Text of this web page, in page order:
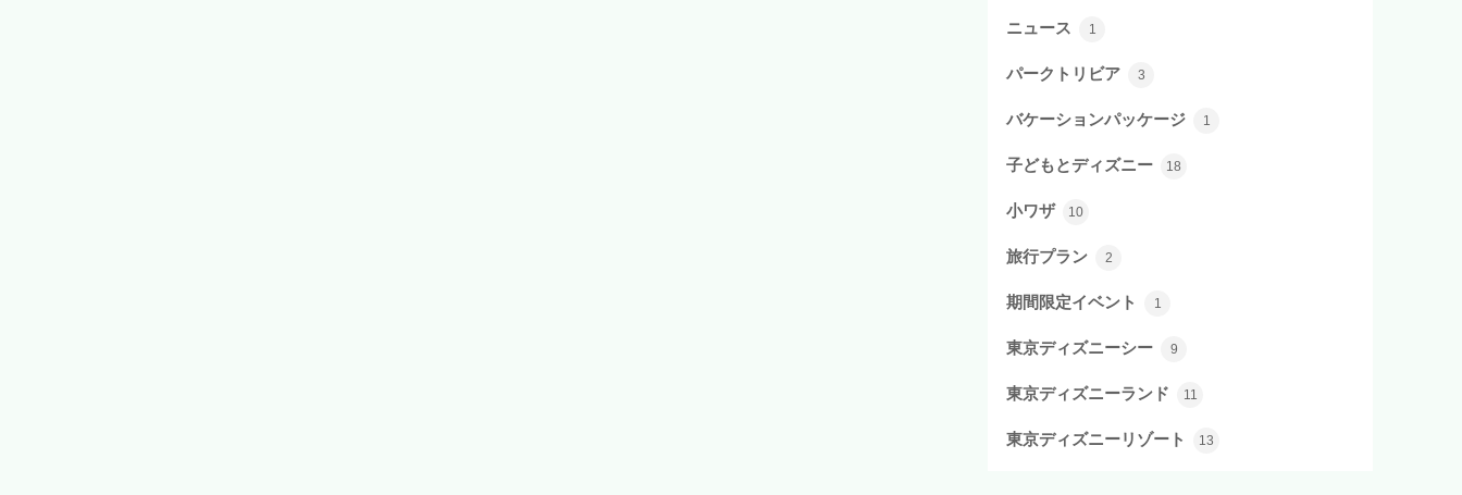
ニュース 1
パークトリビア 3
バケーションパッケージ 1
子どもとディズニー 18
小ワザ 10
旅行プラン 2
期間限定イベント 1
東京ディズニーシー 9
東京ディズニーランド 11
東京ディズニーリゾート 13